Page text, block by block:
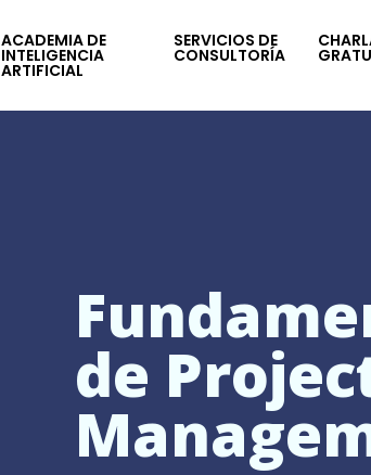
ACADEMIA DE
INTELIGENCIA
ARTIFICIAL
SERVICIOS DE
CONSULTORÍA
de